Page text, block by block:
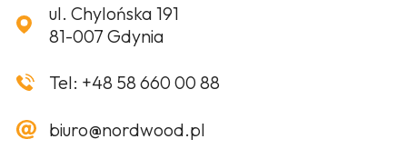
ul. Chylońska 191
81-007 Gdynia
Tel: +48 58 660 00 88
biuro@nordwood.pl